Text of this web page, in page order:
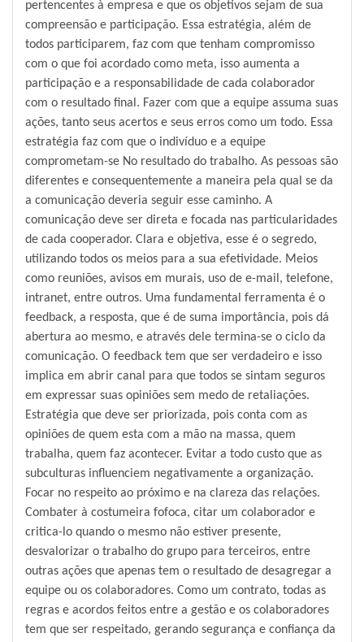
pertencentes à empresa e que os objetivos sejam de sua
compreensão e participação. Essa estratégia, além de
todos participarem, faz com que tenham compromisso
com o que foi acordado como meta, isso aumenta a
participação e a responsabilidade de cada colaborador
com o resultado final. Fazer com que a equipe assuma suas
ações, tanto seus acertos e seus erros como um todo. Essa
estratégia faz com que o indivíduo e a equipe
comprometam-se No resultado do trabalho. As pessoas são
diferentes e consequentemente a maneira pela qual se da
a comunicação deveria seguir esse caminho. A
comunicação deve ser direta e focada nas particularidades
de cada cooperador. Clara e objetiva, esse é o segredo,
utilizando todos os meios para a sua efetividade. Meios
como reuniões, avisos em murais, uso de e-mail, telefone,
intranet, entre outros. Uma fundamental ferramenta é o
feedback, a resposta, que é de suma importância, pois dá
abertura ao mesmo, e através dele termina-se o ciclo da
comunicação. O feedback tem que ser verdadeiro e isso
implica em abrir canal para que todos se sintam seguros
em expressar suas opiniões sem medo de retaliações.
Estratégia que deve ser priorizada, pois conta com as
opiniões de quem esta com a mão na massa, quem
trabalha, quem faz acontecer. Evitar a todo custo que as
subculturas influenciem negativamente a organização.
Focar no respeito ao próximo e na clareza das relações.
Combater à costumeira fofoca, citar um colaborador e
critica-lo quando o mesmo não estiver presente,
desvalorizar o trabalho do grupo para terceiros, entre
outras ações que apenas tem o resultado de desagregar a
equipe ou os colaboradores. Como um contrato, todas as
regras e acordos feitos entre a gestão e os colaboradores
tem que ser respeitado, gerando segurança e confiança da